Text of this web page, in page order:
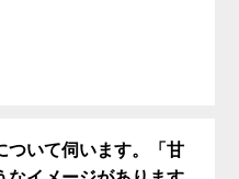
ついて伺います。「甘